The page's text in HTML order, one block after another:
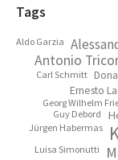
Footer
Tags
Aldo Garzia
Antonio
Carl Schmitt
Ernesto
Georg Wilhelm
Guy Debord
Jürgen Habermas
Luisa Simonutti